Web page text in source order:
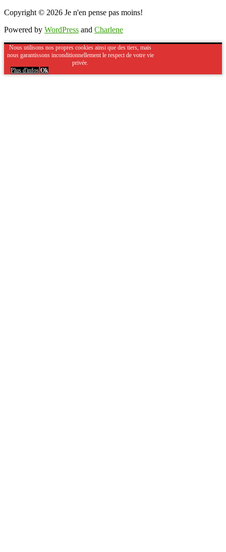
Copyright © 2026 Je n'en pense pas moins!
Powered by WordPress and Charlene
Nous utilisons nos propres cookies ainsi que des tiers, mais
nous garantissons inconditionnellement le respect de votre vie
privée.
Plus d'infos Ok